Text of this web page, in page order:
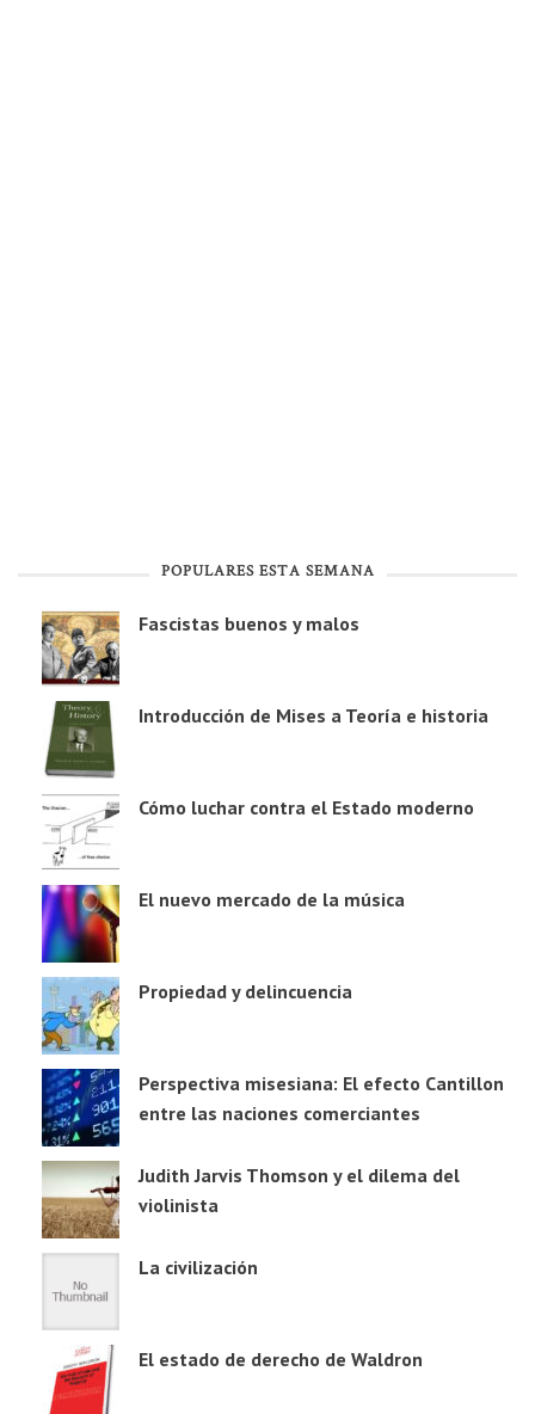
POPULARES ESTA SEMANA
Fascistas buenos y malos
Introducción de Mises a Teoría e historia
Cómo luchar contra el Estado moderno
El nuevo mercado de la música
Propiedad y delincuencia
Perspectiva misesiana: El efecto Cantillon
entre las naciones comerciantes
Judith Jarvis Thomson y el dilema del
violinista
La civilización
El estado de derecho de Waldron